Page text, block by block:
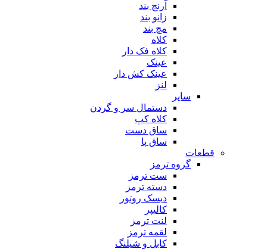
آرنج بند
زانو بند
مچ بند
کلاه
کلاه فک دار
عینک
عینک کش دار
لنز
سایر
دستمال سر و گردن
کلاه کپ
ساق دست
ساق پا
قطعات
گروه ترمز
ست ترمز
دسته ترمز
دیسک روتور
کالیپر
لنت ترمز
لقمه ترمز
کابل و شیلنگ